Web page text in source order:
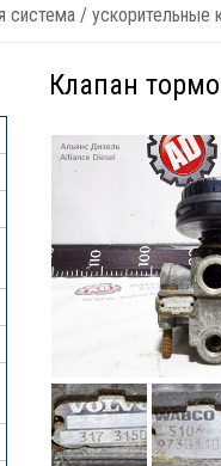
система / ускорительные
Клапан